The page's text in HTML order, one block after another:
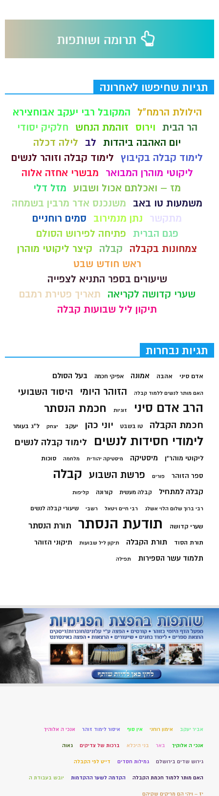
תגיות שחיפשו לאחרונה
הילולת הרמח"ל
המקובל רבי יעקב אבוחצירא
הר הבית וירוס זוהמת הנחש
חלקיק יסודי
יום האהבה ביהדות לב
לילה דכלה
לימוד קבלה בקיבוץ לימוד קבלה וזוהר לנשים
ליקוטי מוהרן המבואר
מבשרי אחזה אלוה
מז – ואכלתם אכול ושבוע מזל דלי
משמעות טו באב
משנכנס אדר מרבין בשמחה
מתקשר
נתן מנמירוב
סמים רוחניים
פגם הברית פתיחה לפירוש הסולם
צמחונות בקבלה
קבלה
קיצר ליקוטי מוהרן
ראש חודש שבט
שיעורים בספר התניא לצפייה
שערי קדושה לקריאה
תאריך פטירת רמבם
תיקון ליל שבועות קבלה
תגיות נבחרות
אדם סיני אהבה אמונה אפיקי חכמה בעל הסולם
האם מותר לנשים ללמוד קבלה הזוהר היומי היסוד השבועי
הרב אדם סיני זוגיות חכמת הנסתר
חכמת הקבלה טו בשבט יוני כהן יעקב יצחק ל"ג בעומר
לימודי חסידות לנשים לימוד קבלה לנשים
ליקוטי מוהר"ן מיסטיקה מיסטיקה יהודית מלחמה סוכות
ספר הזוהר פורים פרשת השבוע קבלה
קבלה למתחיל קבלה מעשית קורונה קליפות
רבי ברוך שלום הלוי אשלג רבי חיים ויטאל רשבי שיעורי קבלה לנשים
שערי קדושה תודעת הנסתר תורת הנסתר
תורת הסוד תורת הקבלה תיקון ליל שבועות תיקוני הזוהר
תלמוד עשר הספירות תפילה
אביר יעקב אימון רוחני אין סוף איסור לימוד זוהר אנכי ה אלוהיך
אנכי ה אלוקיך באר בני היכלא ברכות של צדיקים גאוה
גירוש שדים בירושלם גמילות חסדים דייט לפי הקבלה
האם מותר ללמוד חכמת הקבלה הקדמה לשער ההקדמות יובש בעבודת ה
יז – ויהי הם מריקים שקיהם